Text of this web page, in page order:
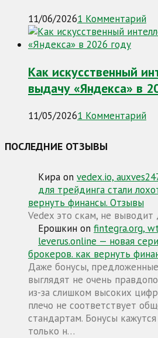
11/06/20261 Комментарий
Как искусственный
выдачу «Яндекса» в
11/05/20261 Комментарий
ПОСЛЕДНИЕ ОТЗЫВЫ
Кира on vedex.io,
для трейдинга стали
вернуть финансы. Отзывы
Vedex это скам, не выводит
Ерошкин on fintegra.org,
leverus.online — новая
брокеров. как вернуть
Даже бонусы,
выглядят не очень
из-за слишком высоких
плечо не соответствует
стандартам. Бонусы
только н…